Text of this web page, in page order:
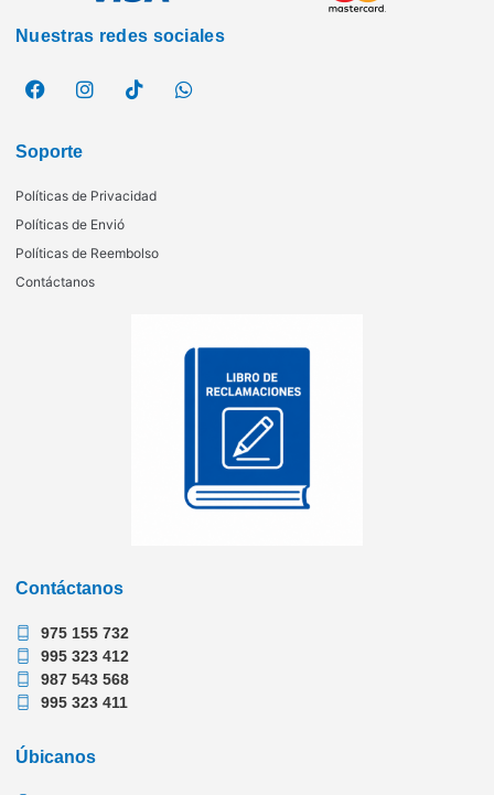
Nuestras redes sociales
Soporte
Políticas de Privacidad
Políticas de Envió
Políticas de Reembolso
Contáctanos
Contáctanos
975 155 732
995 323 412
987 543 568
995 323 411
Úbicanos